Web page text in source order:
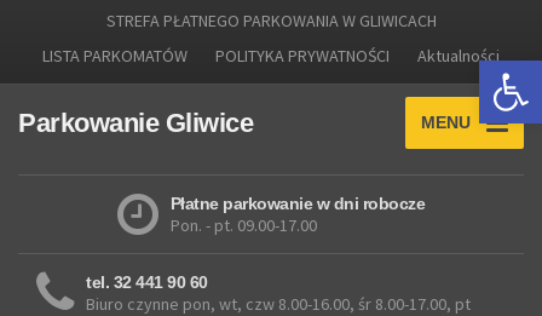
STREFA PŁATNEGO PARKOWANIA W GLIWICACH
LISTA PARKOMATÓW
POLITYKA PRYWATNOŚCI Aktualności
Parkowanie Gliwice MENU
Płatne parkowanie w dni robocze
Pon. - pt. 09.00-17.00
tel. 32 441 90 60
Biuro czynne pon, wt, czw 8.00-16.00, śr 8.00-17.00, pt